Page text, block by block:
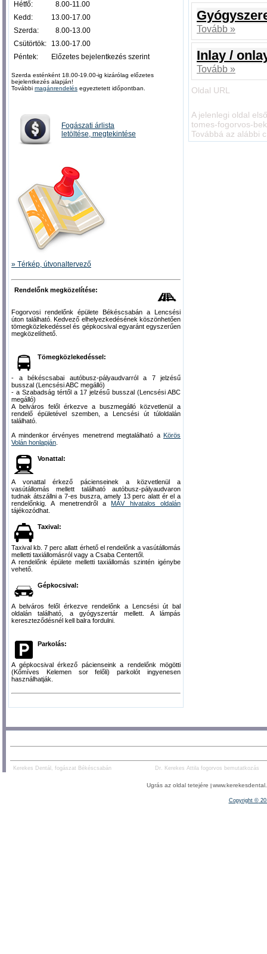
Hétfő:
8.00-11.00
Kedd:
13.00-17.00
Szerda:
8.00-13.00
Csütörtök:
13.00-17.00
Péntek:
Előzetes bejelentkezés szerint
Szerda esténként 18.00-19.00-ig kizárólag előzetes
bejelentkezés alapján!
További magánrendelés egyeztetett időpontban.
Fogászati árlista
letöltése, megtekintése
» Térkép, útvonaltervező
Rendelőnk megközelítése:
Fogorvosi rendelőnk épülete Békéscsabán a Lencsési
úton található. Kedvező elhelyezkedésének köszönhetően
tömegközlekedéssel és gépkocsival egyaránt egyszerűen
megközelíthető.
Tömegközlekedéssel:
- a békéscsabai autóbusz-pályaudvarról a 7 jelzésű
busszal (Lencsési ABC megálló)
- a Szabadság tértől a 17 jelzésű busszal (Lencsési ABC
megálló)
A belváros felől érkezve a buszmegálló közvetlenül a
rendelő épületével szemben, a Lencsési út túloldalán
található.
A mindenkor érvényes menetrend megtalálható a Körös
Volán honlapján
Vonattal:
A vonattal érkező pácienseinek a közvetlenül a
vasútállomás mellett található autóbusz-pályaudvaron
tudnak átszállni a 7-es buszra, amely 13 perc alatt ér el a
rendelőnkig. A menetrendről aMÁV hivatalos oldalán
tájékozódhat.
Taxival:
Taxival kb. 7 perc allatt érhető el rendelőnk a vasútállomás
melletti taxiállomásról vagy a Csaba Centertől.
A rendelőnk épülete melletti taxiállomás szintén igénybe
vehető.
Gépkocsival:
A belváros felől érkezve rendelőnk a Lencsési út bal
oldalán található, a gyógyszertár mellett. A lámpás
kereszteződésnél kell balra fordulni.
Parkolás:
A gépkocsival érkező pácienseink a rendelőnk mögötti
(Kőmíves Kelemen sor felőli) parkolót ingyenesen
használhatják.
Tovább »
Inlay /
Tovább »
Oldal URL
A jelenlegi oldal
tomes-fogorvos-
Továbbá az alábbi
Kerekes Dentál, fogászat Békéscsabán Dr. Kerekes Attila fogorvos bemutatkozás
Ugrás az oldal tetejére
Copyright ©